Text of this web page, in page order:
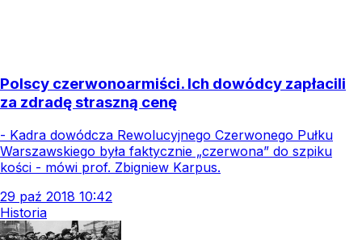
Polscy czerwonoarmiści. Ich dowódcy zapłacili
za zdradę straszną cenę
- Kadra dowódcza Rewolucyjnego Czerwonego Pułku
Warszawskiego była faktycznie „czerwona” do szpiku
kości - mówi prof. Zbigniew Karpus.
29 paź 2018 10:42
Historia